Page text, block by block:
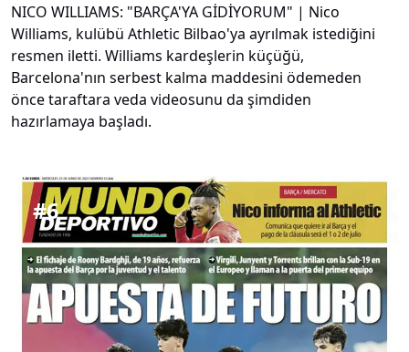
NICO WILLIAMS: "BARÇA'YA GİDİYORUM" | Nico
Williams, kulübü Athletic Bilbao'ya ayrılmak istediğini
resmen iletti. Williams kardeşlerin küçüğü,
Barcelona'nın serbest kalma maddesini ödemeden
önce taraftara veda videosunu da şimdiden
hazırlamaya başladı.
#6